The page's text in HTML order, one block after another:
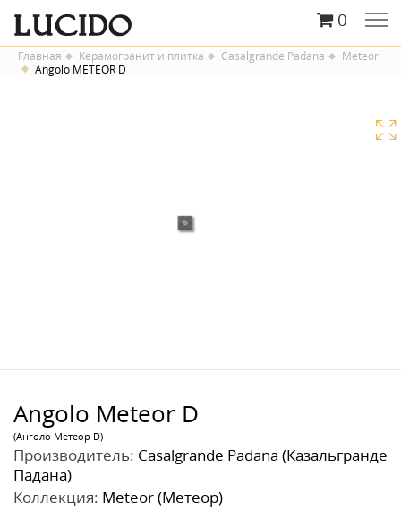
0
Главная Керамогранит и плитка Casalgrande Padana
Meteor
Angolo METEOR D
Angolo Meteor D
(Анголо Метеор D)
Производитель: Casalgrande Padana (Казальгранде
Падана)
Коллекция: Meteor (Метеор)